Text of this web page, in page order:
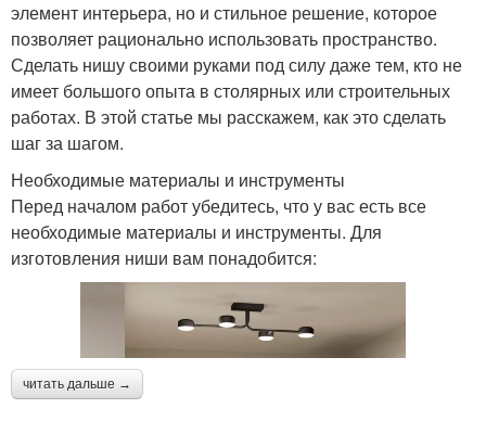
элемент интерьера, но и стильное решение, которое
позволяет рационально использовать пространство.
Сделать нишу своими руками под силу даже тем, кто не
имеет большого опыта в столярных или строительных
работах. В этой статье мы расскажем, как это сделать
шаг за шагом.
Необходимые материалы и инструменты
Перед началом работ убедитесь, что у вас есть все
необходимые материалы и инструменты. Для
изготовления ниши вам понадобится:
читать дальше →